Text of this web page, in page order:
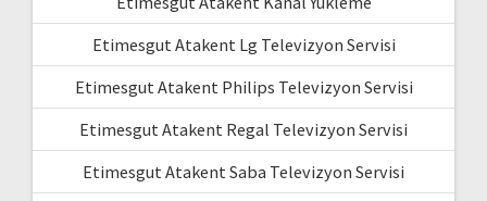
Etimesgut Atakent Lg Televizyon Servisi
Etimesgut Atakent Philips Televizyon Servisi
Etimesgut Atakent Regal Televizyon Servisi
Etimesgut Atakent Saba Televizyon Servisi